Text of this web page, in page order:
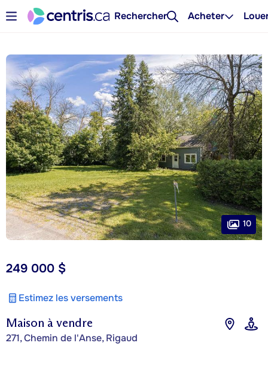
Rechercher Acheter
Maison à vendre
271, Chemin de l'Anse, Rigaud
249 000 $
Estimez les versements
10